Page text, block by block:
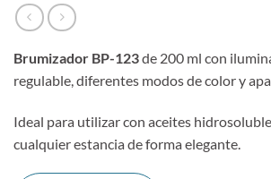
Brumizador BP-123de 200 ml con
regulable, diferentes modos de color y
Ideal para utilizar con aceites
cualquier estancia de forma elegante.